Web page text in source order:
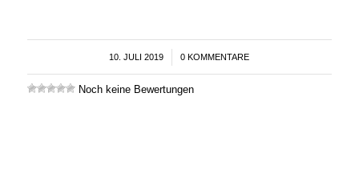
10. JULI 2019 0 KOMMENTARE
Noch keine Bewertungen